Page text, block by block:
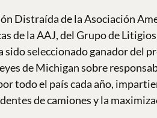
Distraída de la Asociación
la AAJ, del Grupo de
seleccionado ganador del
de Michigan sobre
todo el país cada año,
de camiones y la